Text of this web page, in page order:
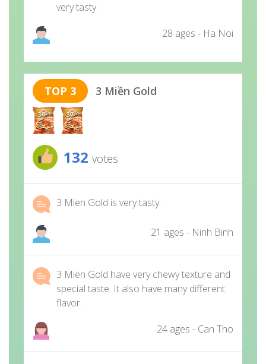
very tasty.
28 ages - Ha Noi
TOP 3 3 Miền Gold
132 votes
3 Mien Gold is very tasty.
21 ages - Ninh Binh
3 Mien Gold have very chewy texture and
special taste. It also have many different
flavor.
24 ages - Can Tho